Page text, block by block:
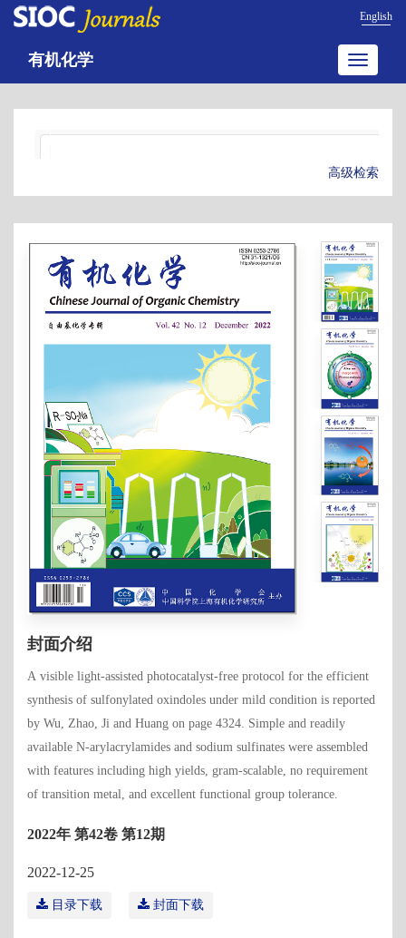
English
Toggle
有机化学
高级检索
封面介绍
A visible light-assisted photocatalyst-free protocol for the efficient
synthesis of sulfonylated oxindoles under mild condition is reported
by Wu, Zhao, Ji and Huang on page 4324. Simple and readily
available N-arylacrylamides and sodium sulfinates were assembled
with features including high yields, gram-scalable, no requirement
of transition metal, and excellent functional group tolerance.
2022年 第42卷 第12期
2022-12-25
目录下载 封面下载